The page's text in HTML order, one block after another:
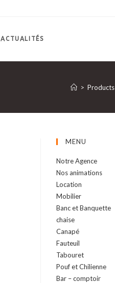
ACTUALITÉS
> Products
MENU
Notre Agence
Nos animations
Location
Mobilier
Banc et Banquette
chaise
Canapé
Fauteuil
Tabouret
Pouf et Chilienne
Bar – comptoir